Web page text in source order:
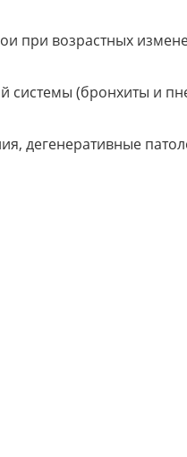
при возрастных
системы (бронхиты и
дегенеративные